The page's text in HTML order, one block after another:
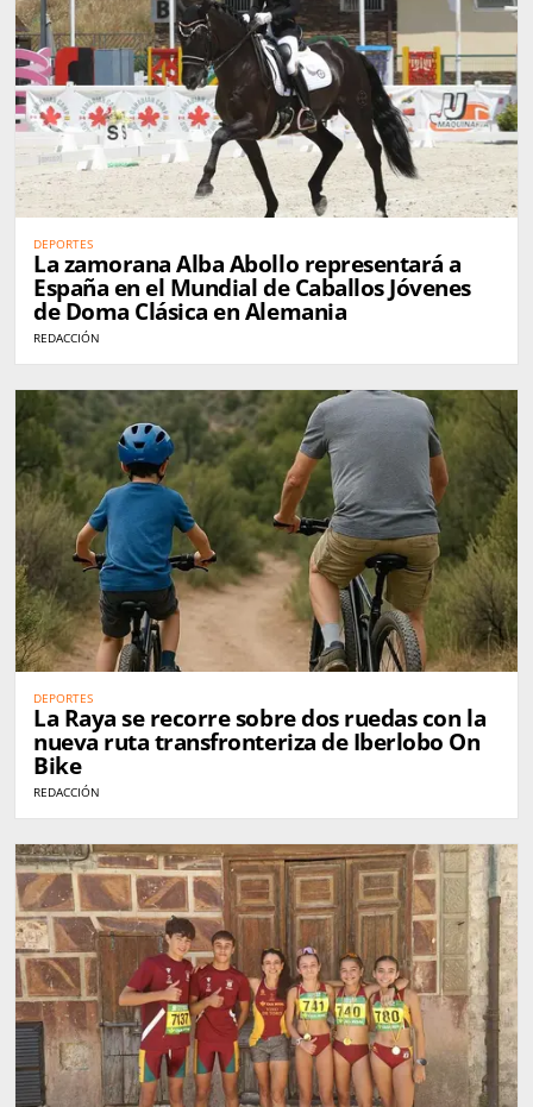
DEPORTES
La zamorana Alba Abollo representará a
España en el Mundial de Caballos Jóvenes
de Doma Clásica en Alemania
REDACCIÓN
DEPORTES
La Raya se recorre sobre dos ruedas con la
nueva ruta transfronteriza de Iberlobo On
Bike
REDACCIÓN